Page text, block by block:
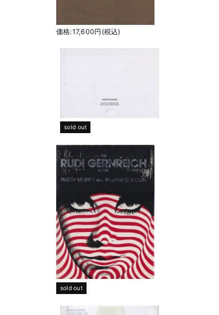
価格:17,600円(税込)
sold out
sold out